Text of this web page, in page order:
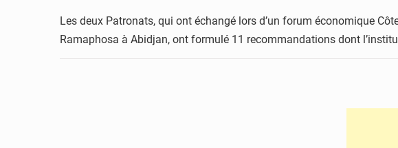
Les deux Patronats, qui ont échangé lors d’un forum économique
Ramaphosa à Abidjan, ont formulé 11 recommandations dont